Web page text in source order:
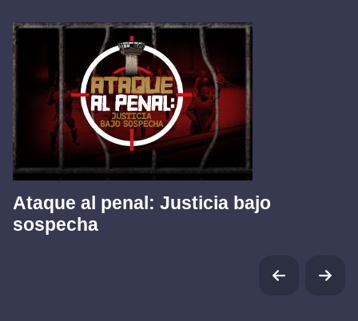
Ataque al penal: Justicia bajo
sospecha